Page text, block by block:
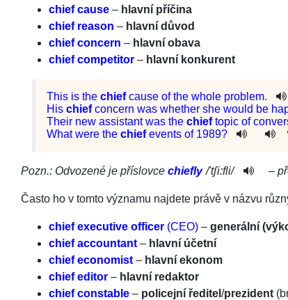
chief cause – hlavní příčina
chief reason – hlavní důvod
chief concern – hlavní obava
chief competitor – hlavní konkurent
This is the chief cause of the whole problem.
His chief concern was whether she would be
Their new assistant was the chief topic of
What were the chief events of1989?
Pozn.: Odvozené je příslovce chiefly /'tʃi:fli­/ –
Často ho v tomto významu najdete právě v názvu
chief executive officer (CEO) – generální
chief accountant – hlavní účetní
chief economist – hlavní ekonom
chief editor – hlavní redaktor
chief constable – policejní ředitel /prezi­dent